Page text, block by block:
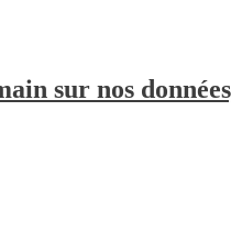
sur nos